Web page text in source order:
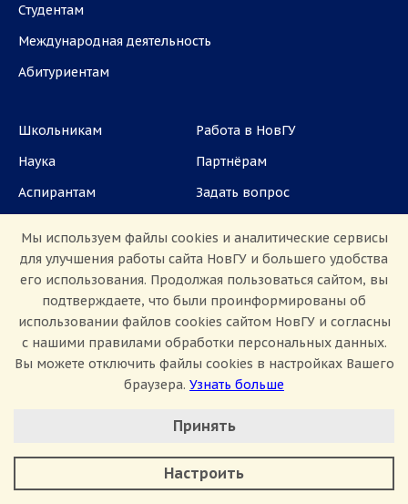
Студентам
Международная деятельность
Абитуриентам
Школьникам
Наука
Аспирантам
Работа в НовГУ
Партнёрам
Задать вопрос
ул. Большая Санкт-Петербургская, 41, каб.
Приемная комиссия: +7(8162)33-20-44
Сведения об образовательной организации
Политика конфиденциальности
Сведения о доходах
Мы используем файлы cookies и аналитические сервисы
для улучшения работы сайта НовГУ и большего удобства
его использования. Продолжая пользоваться сайтом, вы
подтверждаете, что были проинформированы об
использовании файлов cookies сайтом НовГУ и согласны
с нашими правилами обработки персональных данных.
Вы можете отключить файлы cookies в настройках Вашего
браузера. Узнать больше
Минимальные
Аналитические/Функциональные
Принять
Настроить